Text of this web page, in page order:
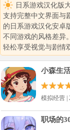
日系游戏汉化版
支持完整中文界面与
的日系游戏汉化安卓
不同游戏的风格差异
轻松享受视觉与剧情
小森生
模拟经营 |
职场的